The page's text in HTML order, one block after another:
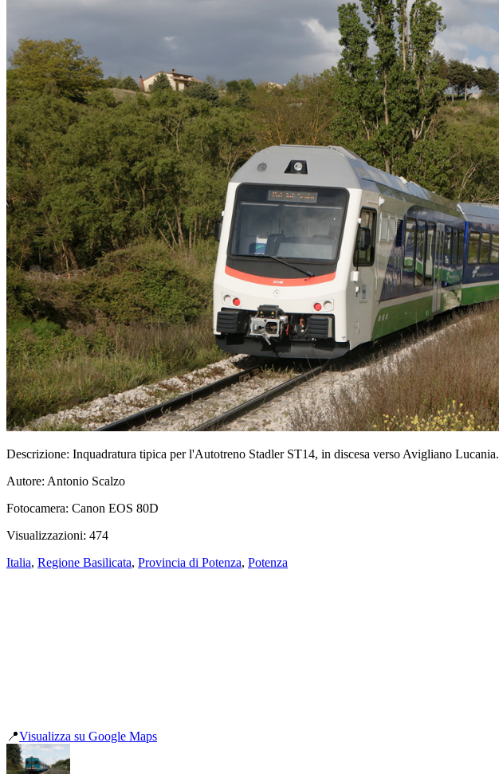
Descrizione: Inquadratura tipica per l'Autotreno Stadler ST14, in discesa verso Avigliano Lucania.
Autore: Antonio Scalzo
Fotocamera: Canon EOS 80D
Visualizzazioni: 474
Italia, Regione Basilicata, Provincia di Potenza, Potenza
📍Visualizza su Google Maps